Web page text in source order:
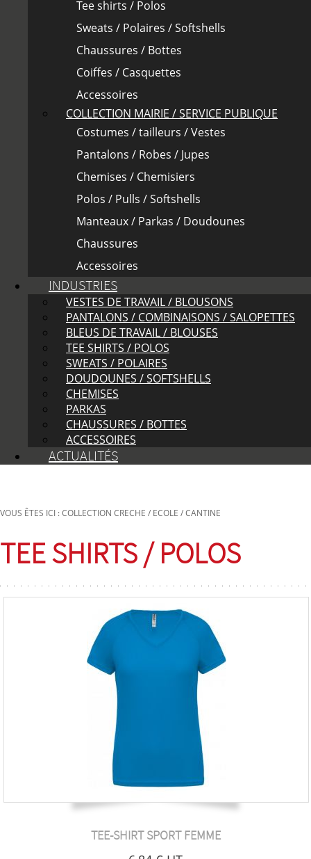
Tee shirts / Polos
Sweats / Polaires / Softshells
Chaussures / Bottes
Coiffes / Casquettes
Accessoires
COLLECTION MAIRIE / SERVICE PUBLIQUE
Costumes / tailleurs / Vestes
Pantalons / Robes / Jupes
Chemises / Chemisiers
Polos / Pulls / Softshells
Manteaux / Parkas / Doudounes
Chaussures
Accessoires
INDUSTRIES
VESTES DE TRAVAIL / BLOUSONS
PANTALONS / COMBINAISONS / SALOPETTES
BLEUS DE TRAVAIL / BLOUSES
TEE SHIRTS / POLOS
SWEATS / POLAIRES
DOUDOUNES / SOFTSHELLS
CHEMISES
PARKAS
CHAUSSURES / BOTTES
ACCESSOIRES
ACTUALITÉS
VOUS ÊTES ICI : COLLECTION CRECHE / ECOLE / CANTINE
TEE SHIRTS / POLOS
TEE-SHIRT SPORT FEMME